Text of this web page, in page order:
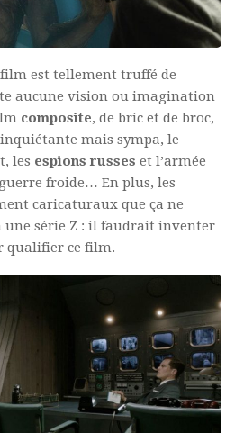
est tellement truffé de
aucune vision ou imagination
composite, de bric et de broc,
mais sympa, le
les espions russes et l’armée
froide… En plus, les
caricaturaux que ça ne
une série Z : il faudrait inventer
qualifier ce film.